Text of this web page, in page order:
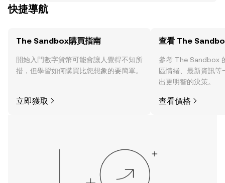
快捷導航
The Sandbox購買指南
開始入門數字貨幣可能會讓人覺得不知所
措，但學習如何購買比您想象的要簡單。
立即獲取
查看 The
參考 The Sandbox
區情緒、最新資訊
出更明智的決策。
查看價格